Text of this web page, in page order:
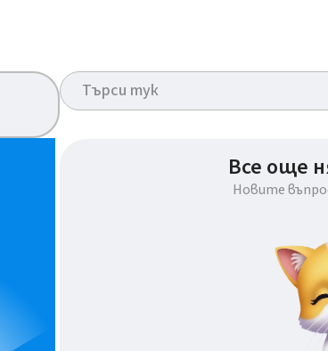
Все още
Новите